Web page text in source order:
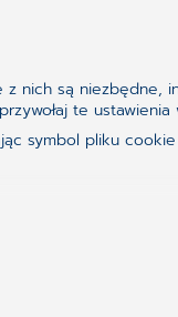
nich są
te
symbol pliku